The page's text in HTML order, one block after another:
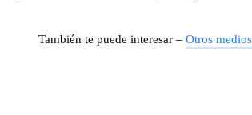
También te puede interesar – Otros